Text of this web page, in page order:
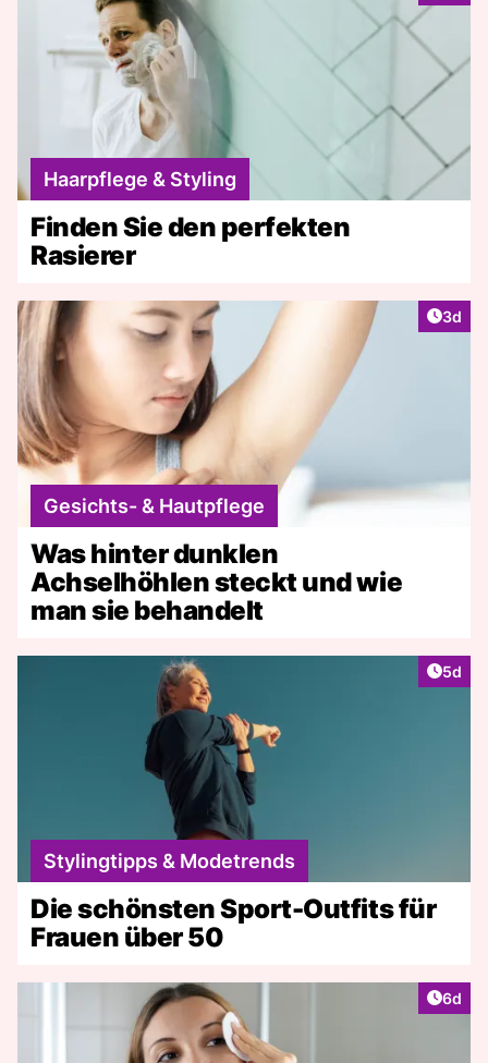
Haarpflege & Styling
Finden Sie den perfekten
Rasierer
3d
Gesichts- & Hautpflege
Was hinter dunklen
Achselhöhlen steckt und wie
man sie behandelt
5d
Stylingtipps & Modetrends
Die schönsten Sport-Outfits für
Frauen über 50
6d